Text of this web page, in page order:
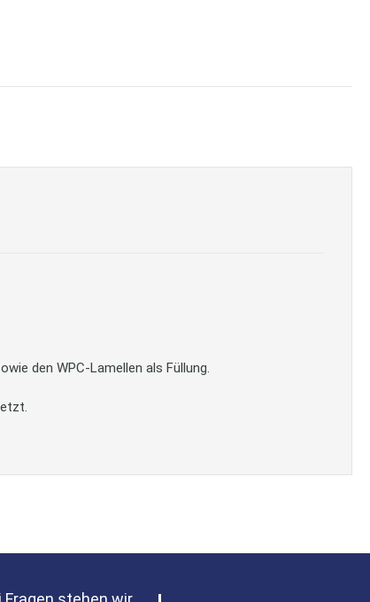
den WPC-Lamellen als Füllung.